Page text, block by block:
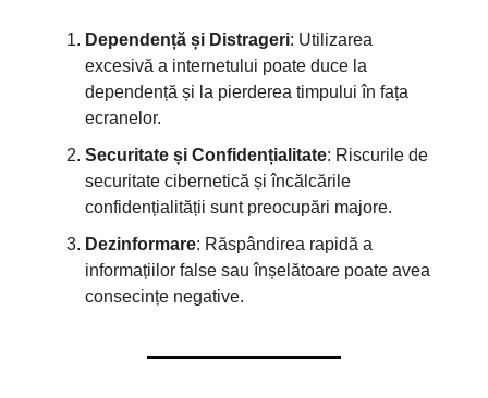
Dependență și Distrageri: Utilizarea
excesivă a internetului poate duce la
dependență și la pierderea timpului în fața
ecranelor.
Securitate și Confidențialitate: Riscurile de
securitate cibernetică și încălcările
confidențialității sunt preocupări majore.
Dezinformare: Răspândirea rapidă a
informațiilor false sau înșelătoare poate avea
consecințe negative.